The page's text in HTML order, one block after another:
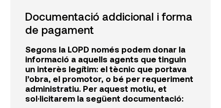
Documentació addicional i forma
de pagament
Segons la LOPD només podem donar la
informació a aquells agents que tinguin
un interès legítim: el tècnic que portava
l’obra, el promotor, o bé per requeriment
administratiu. Per aquest motiu, et
sol·licitarem la següent documentació: